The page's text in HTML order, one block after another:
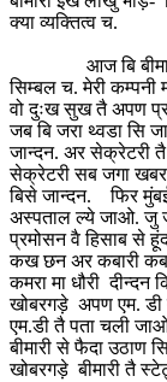
क्या व्यक्तित्व च.
आज बि बीमारी
सिम्बल च. मेरी कम्पनी
वो दुःख सुख तै अपण
जब बि जरा थ्वडा सि
जान्दन. अर सेक्रेटरी तै
सेक्रेटरी सब जगा
बिसे जान्दन. फिर
अस्पताल ल्ये जाओ. जु
प्रमोसन वै हिसाब से
कख छन अर कबारी
कमरा मा धौरी दीन्दन
खोबरगड़े अपण एम. डी
एम.डी तै पता चली
बीमारी से फैदा उठाण
खोबरगड़े बीमारी तै